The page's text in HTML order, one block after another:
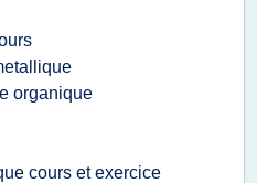
organique
cours et exercice